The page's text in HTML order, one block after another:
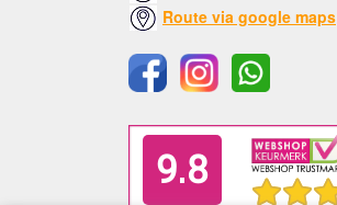
Route via google maps